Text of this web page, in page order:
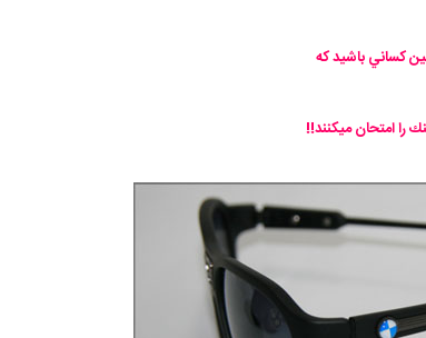
كساني باشيد كه
را امتحان ميكنند!!